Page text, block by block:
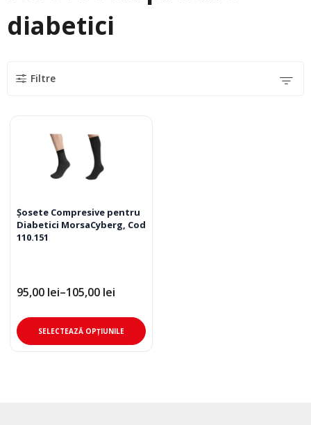
diabetici
Filtre
Șosete Compresive pentru
Diabetici MorsaCyberg, Cod
110.151
95,00 lei–105,00 lei
Interval
prețuri:
95,00 lei
până
la
SELECTEAZĂ OPȚIUNILE
Acest